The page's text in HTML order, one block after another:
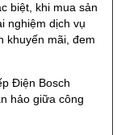
biệt, khi mua sản
nghiệm dịch vụ
khuyến mãi, đem
Điện Bosch
hảo giữa công